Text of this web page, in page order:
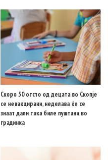
Скоро 50 отсто од децата во Скопје
се невакцирани, неделава ќе се
знаат дали така биле пуштани во
градинка